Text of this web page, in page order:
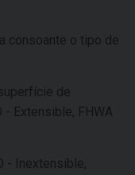
consoante o tipo de
de
- Extensible, FHWA
- Inextensible,